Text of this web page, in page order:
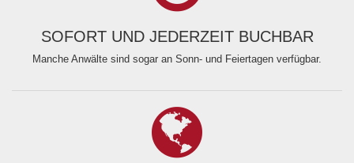
SOFORT UND JEDERZEIT BUCHBAR
Manche Anwälte sind sogar an Sonn- und Feiertagen verfügbar.